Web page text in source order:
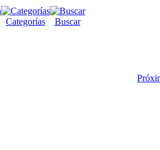
Categorías Buscar